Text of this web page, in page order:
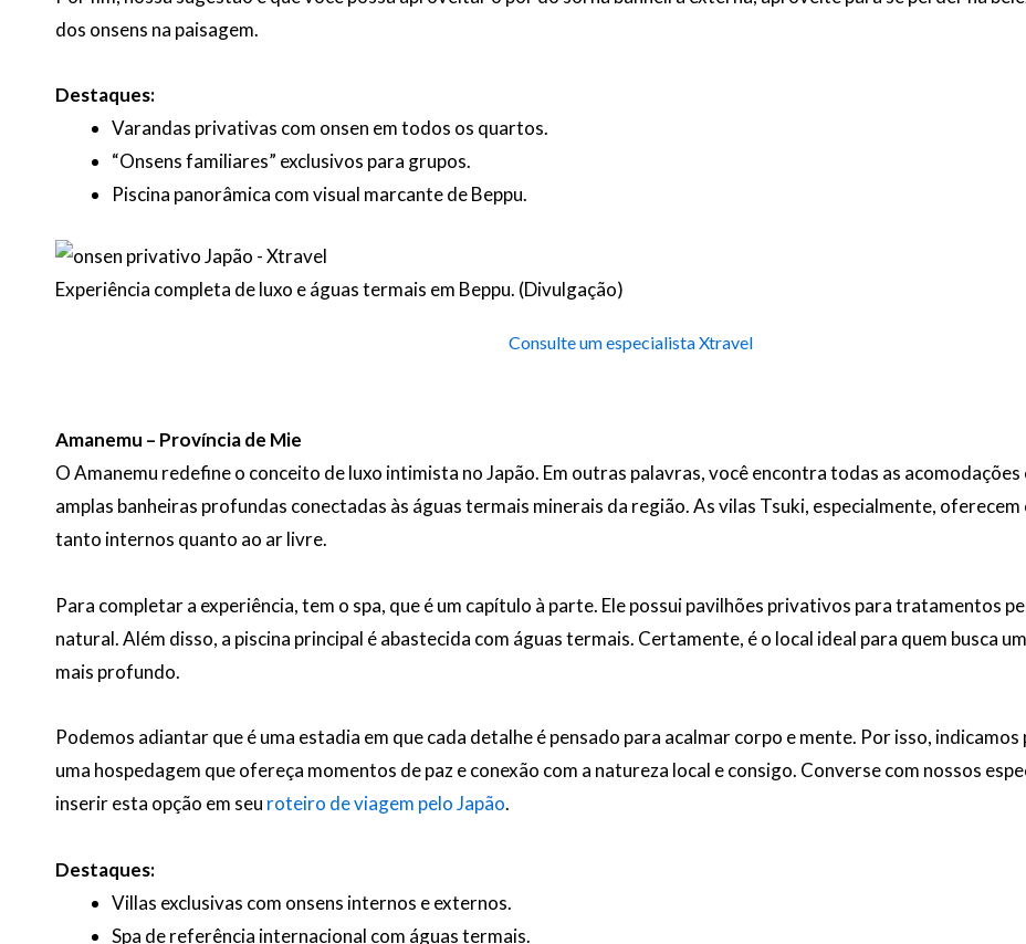
dos onsens na paisagem.
Destaques:
Varandas privativas com onsen em todos os quartos.
“Onsens familiares” exclusivos para grupos.
Piscina panorâmica com visual marcante de Beppu.
Experiência completa de luxo e águas termais em Beppu. (Divulgação)
Consulte um especialista Xtravel
Amanemu – Província de Mie
O Amanemu redefine o conceito de luxo intimista no Japão. Em outras palavras, você encontra todas as acomodações
amplas banheiras profundas conectadas às águas termais minerais da região. As vilas Tsuki, especialmente,
tanto internos quanto ao ar livre.
Para completar a experiência, tem o spa, que é um capítulo à parte. Ele possui pavilhões privativos para tratamentos
natural. Além disso, a piscina principal é abastecida com águas termais. Certamente, é o local ideal para quem busca
mais profundo.
Podemos adiantar que é uma estadia em que cada detalhe é pensado para acalmar corpo e mente. Por isso,
uma hospedagem que ofereça momentos de paz e conexão com a natureza local e consigo. Converse com nossos
inserir esta opção em seu roteiro de viagem pelo Japão.
Destaques:
Villas exclusivas com onsens internos e externos.
Spa de referência internacional com águas termais.